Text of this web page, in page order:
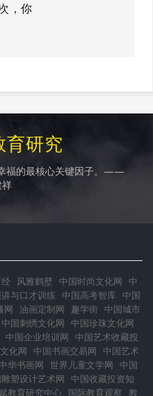
，你
育研究
福的最核心关键因子。——
风雅鹤壁 中国时尚文化网
中
与口才训练 中国高考智库 中国
网 油画定制网 趣学街
中国城市
中国刺绣文化网
中国珍珠文化网
中国企业培训网
中国艺术收藏投
化网 中国书画交易网
中国艺术
中华书画网 世界儿童文学网
中国
塑设计艺术网
中国收藏投资知
教育研究中心 国际教育观察 教